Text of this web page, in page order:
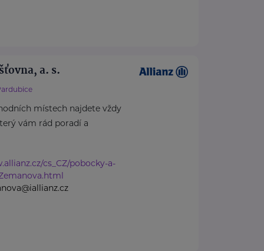
a. s.
místech najdete vždy
vám rád poradí a
cs_CZ/pobocky-a-